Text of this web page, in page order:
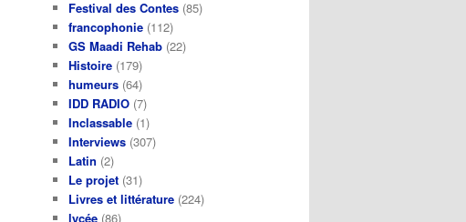
Festival des Contes (85)
francophonie (112)
GS Maadi Rehab (22)
Histoire (179)
humeurs (64)
IDD RADIO (7)
Inclassable (1)
Interviews (307)
Latin (2)
Le projet (31)
Livres et littérature (224)
lycée (86)